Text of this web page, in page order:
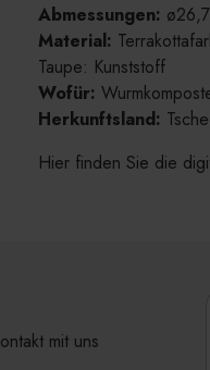
Abmessungen:
Material:
Taupe: Kunststoff
Wofür:
Herkunftsland:
Hier finden Sie die
mit uns